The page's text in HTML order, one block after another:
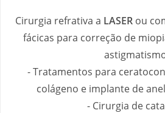
Cirurgia refrativa a LASER ou
fácicas para correção de
- Tratamentos para
colágeno e implante de
- Cirurgia de